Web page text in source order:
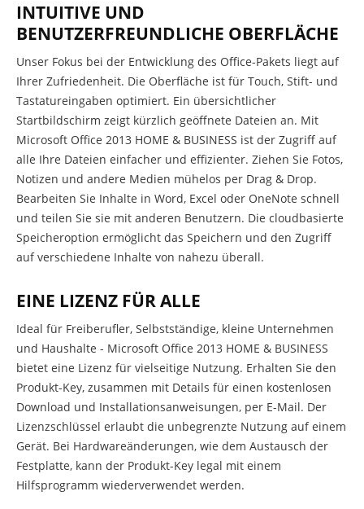
INTUITIVE UND
BENUTZERFREUNDLICHE OBERFLÄCHE
Unser Fokus bei der Entwicklung des Office-Pakets liegt auf
Ihrer Zufriedenheit. Die Oberfläche ist für Touch, Stift- und
Tastatureingaben optimiert. Ein übersichtlicher
Startbildschirm zeigt kürzlich geöffnete Dateien an. Mit
Microsoft Office 2013 HOME & BUSINESS ist der Zugriff auf
alle Ihre Dateien einfacher und effizienter. Ziehen Sie Fotos,
Notizen und andere Medien mühelos per Drag & Drop.
Bearbeiten Sie Inhalte in Word, Excel oder OneNote schnell
und teilen Sie sie mit anderen Benutzern. Die cloudbasierte
Speicheroption ermöglicht das Speichern und den Zugriff
auf verschiedene Inhalte von nahezu überall.
EINE LIZENZ FÜR ALLE
Ideal für Freiberufler, Selbstständige, kleine Unternehmen
und Haushalte - Microsoft Office 2013 HOME & BUSINESS
bietet eine Lizenz für vielseitige Nutzung. Erhalten Sie den
Produkt-Key, zusammen mit Details für einen kostenlosen
Download und Installationsanweisungen, per E-Mail. Der
Lizenzschlüssel erlaubt die unbegrenzte Nutzung auf einem
Gerät. Bei Hardwareänderungen, wie dem Austausch der
Festplatte, kann der Produkt-Key legal mit einem
Hilfsprogramm wiederverwendet werden.